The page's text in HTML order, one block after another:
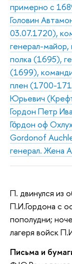
примерно с
Головин
03.07.1720),
генерал-
полка (1695),
(1699),
плен (1700-
Юрьевич
Гордон Петр
Го́рдон оф
Gordonof
генерал. Жена
П. двинулся из
П.И.Гордона с
пополудни;
лагеря войск
Письма и